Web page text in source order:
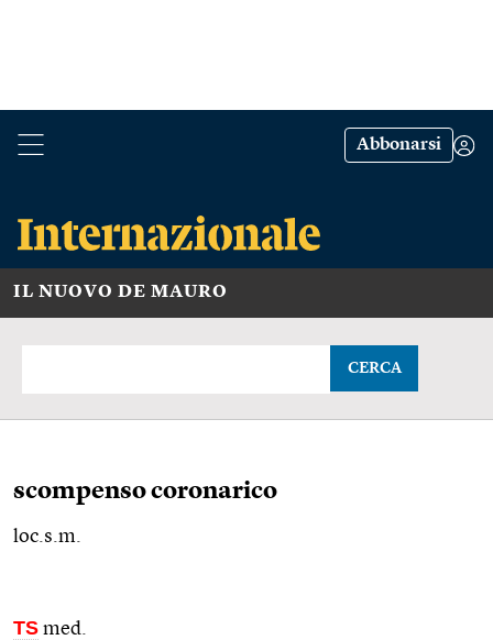
Abbonarsi
IL NUOVO DE MAURO
CERCA
scompenso coronarico
loc.s.m.
TS med.